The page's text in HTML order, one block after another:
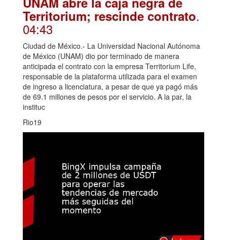
Territorium; rescinde contrato.
04:43
Ciudad de México.- La Universidad Nacional Autónoma
de México (UNAM) dio por terminado de manera
anticipada el contrato con la empresa Territorium Life,
responsable de la plataforma utilizada para el examen
de ingreso a licenciatura, a pesar de que ya pagó más
de 69.1 millones de pesos por el servicio. A la par, la
instituc
Rio19